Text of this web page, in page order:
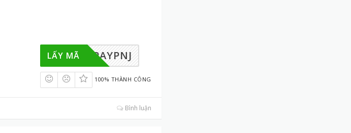
VNPAYPNJ
LẤY MÃ
100% THÀNH CÔNG
Bình luận